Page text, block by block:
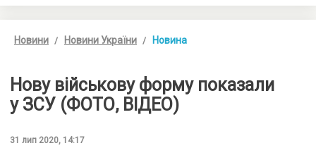
Новини Новини України Новина
Нову військову форму показали
у ЗСУ (ФОТО, ВІДЕО)
31 лип 2020, 14:17